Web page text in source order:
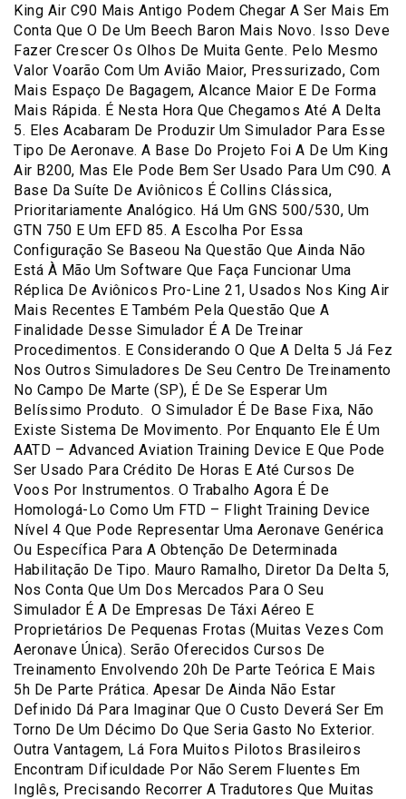
King Air C90 Mais Antigo Podem Chegar A Ser Mais Em
Conta Que O De Um Beech Baron Mais Novo. Isso Deve
Fazer Crescer Os Olhos De Muita Gente. Pelo Mesmo
Valor Voarão Com Um Avião Maior, Pressurizado, Com
Mais Espaço De Bagagem, Alcance Maior E De Forma
Mais Rápida. É Nesta Hora Que Chegamos Até A Delta
5. Eles Acabaram De Produzir Um Simulador Para Esse
Tipo De Aeronave. A Base Do Projeto Foi A De Um King
Air B200, Mas Ele Pode Bem Ser Usado Para Um C90. A
Base Da Suíte De Aviônicos É Collins Clássica,
Prioritariamente Analógico. Há Um GNS 500/530, Um
GTN 750 E Um EFD 85. A Escolha Por Essa
Configuração Se Baseou Na Questão Que Ainda Não
Está À Mão Um Software Que Faça Funcionar Uma
Réplica De Aviônicos Pro-Line 21, Usados Nos King Air
Mais Recentes E Também Pela Questão Que A
Finalidade Desse Simulador É A De Treinar
Procedimentos. E Considerando O Que A Delta 5 Já Fez
Nos Outros Simuladores De Seu Centro De Treinamento
No Campo De Marte (SP), É De Se Esperar Um
Belíssimo Produto. O Simulador É De Base Fixa, Não
Existe Sistema De Movimento. Por Enquanto Ele É Um
AATD – Advanced Aviation Training Device E Que Pode
Ser Usado Para Crédito De Horas E Até Cursos De
Voos Por Instrumentos. O Trabalho Agora É De
Homologá-Lo Como Um FTD – Flight Training Device
Nível 4 Que Pode Representar Uma Aeronave Genérica
Ou Específica Para A Obtenção De Determinada
Habilitação De Tipo. Mauro Ramalho, Diretor Da Delta 5,
Nos Conta Que Um Dos Mercados Para O Seu
Simulador É A De Empresas De Táxi Aéreo E
Proprietários De Pequenas Frotas (Muitas Vezes Com
Aeronave Única). Serão Oferecidos Cursos De
Treinamento Envolvendo 20h De Parte Teórica E Mais
5h De Parte Prática. Apesar De Ainda Não Estar
Definido Dá Para Imaginar Que O Custo Deverá Ser Em
Torno De Um Décimo Do Que Seria Gasto No Exterior.
Outra Vantagem, Lá Fora Muitos Pilotos Brasileiros
Encontram Dificuldade Por Não Serem Fluentes Em
Inglês, Precisando Recorrer A Tradutores Que Muitas